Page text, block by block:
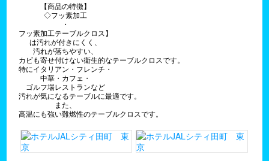
【商品の特徴】
◇フッ素加工
・
フッ素加工テーブルクロス】
は汚れが付きにくく、
汚れが落ちやすい、
カビも寄せ付けない衛生的なテーブルクロスです。
特にイタリアン・フレンチ・
中華・カフェ・
ゴルフ場レストランなど
汚れが気になるテーブルに最適です。
また、
高温にも強い難燃性のテーブルクロスです。